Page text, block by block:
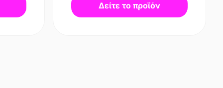
Δείτε το προϊόν